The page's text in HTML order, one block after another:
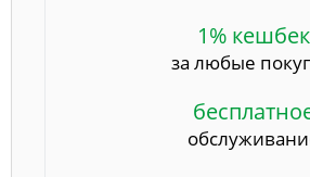
1% кешбек
за любые